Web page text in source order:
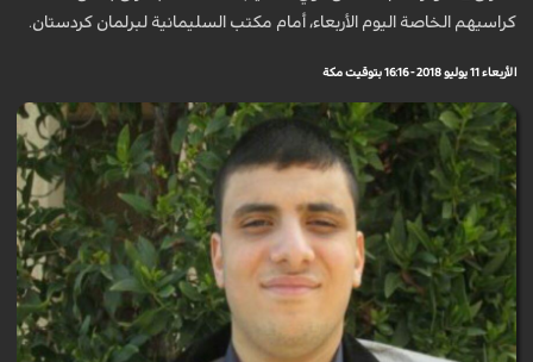
كراسيهم الخاصة اليوم الأربعاء، أمام مكتب السليمانية لبرلمان كردستان.
الأربعاء 11 يوليو 2018 - 16:16 بتوقيت مكة